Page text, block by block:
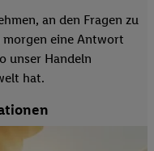
an den Fragen zu
eine Antwort
unser Handeln
hat.